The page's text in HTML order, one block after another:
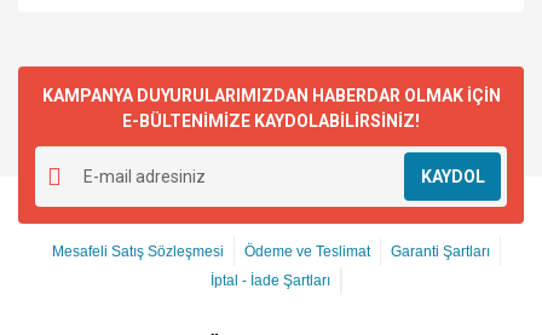
KAMPANYA DUYURULARIMIZDAN HABERDAR OLMAK İÇİN
E-BÜLTENİMİZE KAYDOLABİLİRSİNİZ!
KAYDOL
Mesafeli Satış Sözleşmesi Ödeme ve Teslimat
Garanti Şartları
İptal - İade Şartları